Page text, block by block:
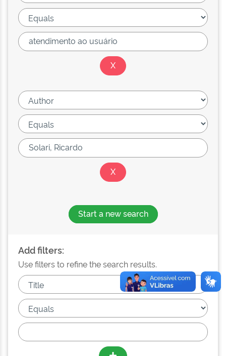
Start a new search
Add filters:
Use filters to refine the search results.